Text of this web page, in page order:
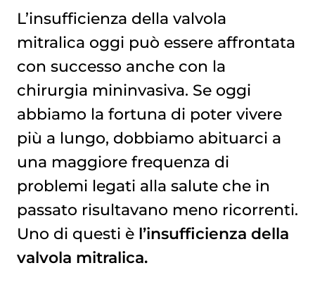
L’insufficienza della valvola
mitralica oggi può essere affrontata
con successo anche con la
chirurgia mininvasiva. Se oggi
abbiamo la fortuna di poter vivere
più a lungo, dobbiamo abituarci a
una maggiore frequenza di
problemi legati alla salute che in
passato risultavano meno ricorrenti.
Uno di questi è l’insufficienza della
valvola mitralica.